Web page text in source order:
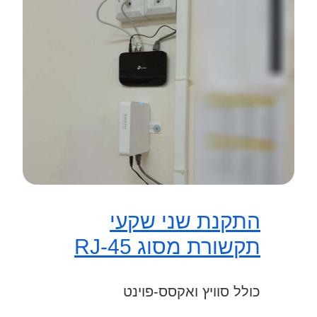
התקנת שני שקעי
תקשורת מסוג RJ-45
כולל סוויץ ואקסס-פוינט